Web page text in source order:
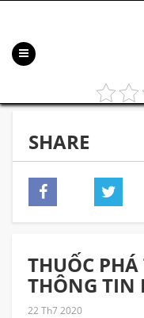
SHARE
THUỐC
THÔNG TIN
22 Th7 2020